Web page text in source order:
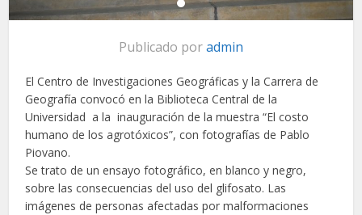
Publicado poradmin
El Centro de Investigaciones Geográficas y la Carrera de
Geografía convocó en la Biblioteca Central de la
Universidad a la inauguración de la muestra “El costo
humano de los agrotóxicos”, con fotografías de Pablo
Piovano.
Se trato de un ensayo fotográfico, en blanco y negro,
sobre las consecuencias del uso del glifosato. Las
imágenes de personas afectadas por malformaciones